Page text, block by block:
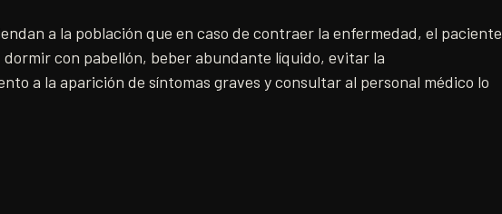
a la población que en caso de contraer la enfermedad, el paciente
con pabellón, beber abundante líquido, evitar la
a la aparición de síntomas graves y consultar al personal médico lo